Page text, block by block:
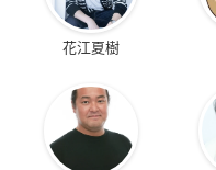
花江夏樹